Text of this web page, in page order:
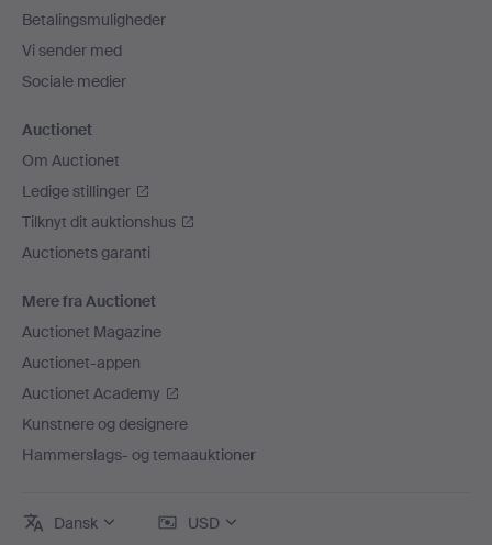
Betalingsmuligheder
Vi sender med
Sociale medier
Auctionet
Om Auctionet
Ledige stillinger
Tilknyt dit auktionshus
Auctionets garanti
Mere fra Auctionet
Auctionet Magazine
Auctionet-appen
Auctionet Academy
Kunstnere og designere
Hammerslags- og temaauktioner
Dansk USD